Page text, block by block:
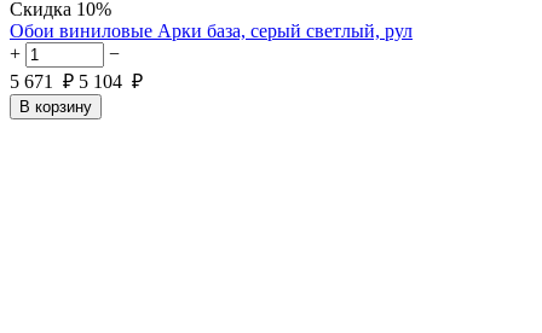
Скидка 10%
Обои виниловые Арки база, серый светлый, рул
+
−
5 671 ₽ 5 104 ₽
В корзину